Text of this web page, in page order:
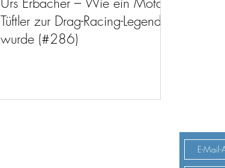
Tüftler zur Drag-Racing-Legende
wurde (#286)